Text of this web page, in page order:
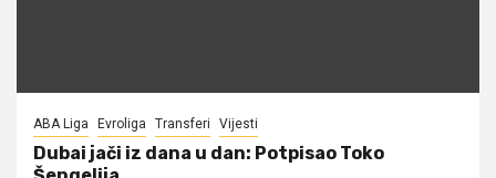
ABA Liga Evroliga Transferi Vijesti
Dubai jači iz dana u dan: Potpisao Toko